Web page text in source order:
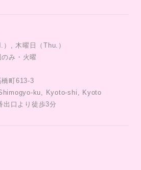
, 木曜日（Thu.）
み・火曜
橋町613-3
ku, Kyoto-shi, Kyoto